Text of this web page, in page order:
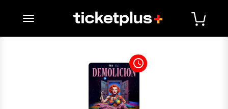
desplegar navegación
access_time